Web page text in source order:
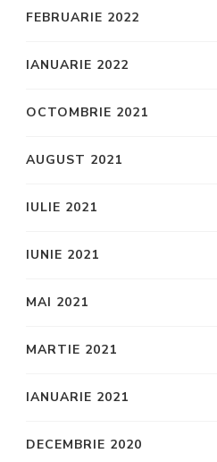
FEBRUARIE 2022
IANUARIE 2022
OCTOMBRIE 2021
AUGUST 2021
IULIE 2021
IUNIE 2021
MAI 2021
MARTIE 2021
IANUARIE 2021
DECEMBRIE 2020